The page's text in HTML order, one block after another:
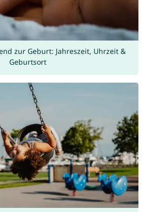
zur Geburt: Jahreszeit, Uhrzeit &
Geburtsort